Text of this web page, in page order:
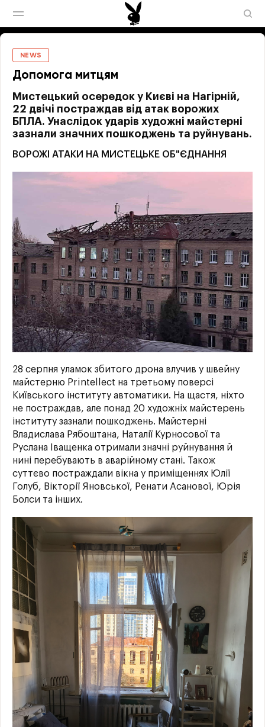
NEWS
Допомога митцям
Мистецький осередок у Києві на Нагірній,
22 двічі постраждав від атак ворожих
БПЛА. Унаслідок ударів художні майстерні
зазнали значних пошкоджень та руйнувань.
ВОРОЖІ АТАКИ НА МИСТЕЦЬКЕ ОБ"ЄДНАННЯ
28 серпня уламок збитого дрона влучив у швейну
майстерню Printellect на третьому поверсі
Київського інституту автоматики. На щастя, ніхто
не постраждав, але понад 20 художніх майстерень
інституту зазнали пошкоджень. Майстерні
Владислава Рябоштана, Наталії Курносової та
Руслана Іващенка отримали значні руйнування й
нині перебувають в аварійному стані. Також
суттєво постраждали вікна у приміщеннях Юлії
Голуб, Вікторії Яновської, Ренати Асанової, Юрія
Болси та інших.